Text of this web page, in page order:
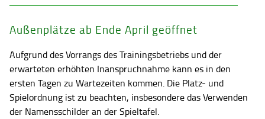
Außenplätze ab Ende April geöffnet
Aufgrund des Vorrangs des Trainingsbetriebs und der
erwarteten erhöhten Inanspruchnahme kann es in den
ersten Tagen zu Wartezeiten kommen. Die Platz- und
Spielordnung ist zu beachten, insbesondere das Verwenden
der Namensschilder an der Spieltafel.